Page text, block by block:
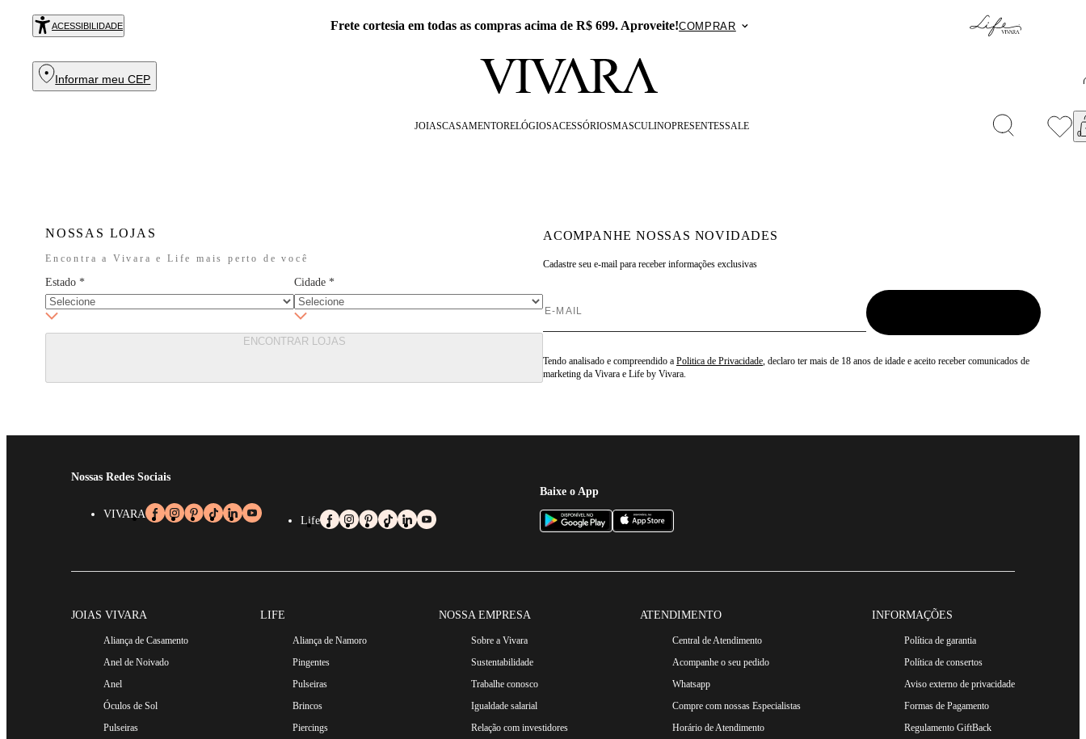
ACESSIBILIDADE
Aproveite!COMPRAR Exclusivo no APP: 15% Off na primeira compra com o cupom PRESENTEAPP.
Informar meu CEP
JOIASCASAMENTORELÓGIOSACESSÓRIOSMASCULINOPRESENTESSALE
NOSSAS LOJAS
Encontra a Vivara e Life mais perto de você
Estado * Cidade *
ENCONTRAR LOJAS
ACOMPANHE NOSSAS NOVIDADES
Cadastre seu e-mail para receber informações exclusivas
Tendo analisado e compreendido a Politica de Privacidade, declaro ter mais de 18 anos de idade e aceito receber comunicados de
marketing da Vivara e Life by Vivara.
Nossas Redes Sociais
VIVARA
Life
Baixe o App
JOIAS VIVARA
Aliança de Casamento
Anel de Noivado
Anel
Óculos de Sol
Pulseiras
LIFE
Aliança de Namoro
Pingentes
Pulseiras
Brincos
Piercings
NOSSA EMPRESA
Sobre a Vivara
Sustentabilidade
Trabalhe conosco
Igualdade salarial
Relação com investidores
ATENDIMENTO
Central de Atendimento
Acompanhe o seu pedido
Whatsapp
Compre com nossas Especialistas
Horário de Atendimento
INFORMAÇÕES
Política de garantia
Política de consertos
Aviso externo de privacidade
Formas de Pagamento
Regulamento GiftBack